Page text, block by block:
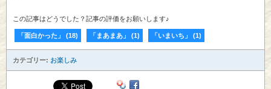
この記事はどうでした？記事の評価をお願いします♪
「面白かった」 (18) 「まあまあ」 (1) 「いまいち」 (1)
カテゴリー: お楽しみ